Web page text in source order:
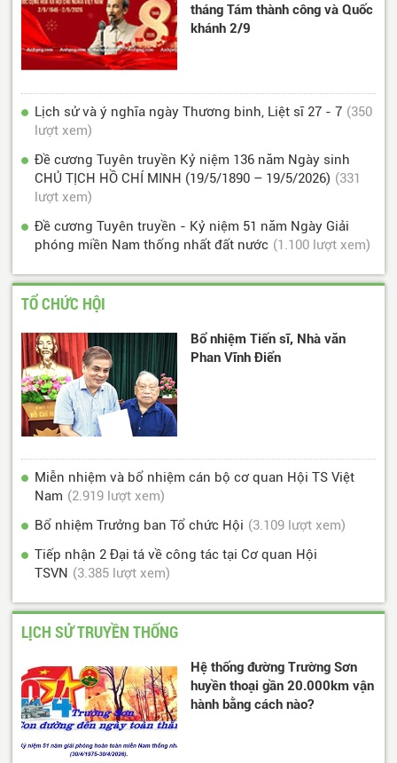
tháng Tám thành công và Quốc
khánh 2/9
Lịch sử và ý nghĩa ngày Thương binh, Liệt sĩ 27 - 7 (350
lượt xem)
Đề cương Tuyên truyền Kỷ niệm 136 năm Ngày sinh
CHỦ TỊCH HỒ CHÍ MINH (19/5/1890 – 19/5/2026) (331
lượt xem)
Đề cương Tuyên truyền - Kỷ niệm 51 năm Ngày Giải
phóng miền Nam thống nhất đất nước (1.100 lượt xem)
TỔ CHỨC HỘI
Bổ nhiệm Tiến sĩ, Nhà văn
Phan Vĩnh Điển
Miễn nhiệm và bổ nhiệm cán bộ cơ quan Hội TS Việt
Nam (2.919 lượt xem)
Bổ nhiệm Trưởng ban Tổ chức Hội (3.109 lượt xem)
Tiếp nhận 2 Đại tá về công tác tại Cơ quan Hội
TSVN (3.385 lượt xem)
LỊCH SỬ TRUYỀN THỐNG
Hệ thống đường Trường Sơn
huyền thoại gần 20.000km vận
hành bằng cách nào?